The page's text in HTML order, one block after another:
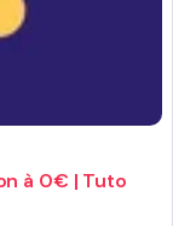
à 0€ | Tuto